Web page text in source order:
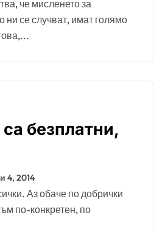
ни се случват, имат голямо
безплатни,
4, 2014
Аз обаче по добрички
по-конкретен, по